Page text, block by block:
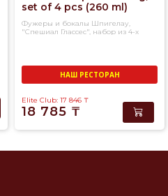
set of 4 pcs (260 ml)
Фужеры и бокалы Шпигелау,
"Спешиал Глассес", набор из 4-х
НАШ РЕСТОРАН
Elite Club: 17 846 ₸
18 785 ₸